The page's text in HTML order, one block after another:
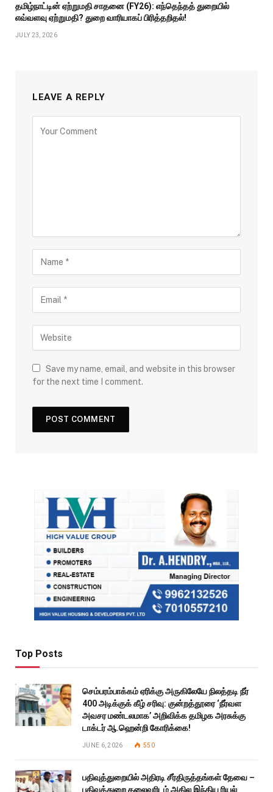
தமிழ்நாட்டின் ஏற்றுமதி சாதனை (FY26): எந்தெந்தத் துறையில்
எவ்வளவு ஏற்றுமதி? துறை வாரியாகப் பிரித்தறிதல்!
JULY 23, 2026
LEAVE A REPLY
Save my name, email, and website in this browser
for the next time I comment.
Top Posts
செம்பரம்பாக்கம் ஏரிக்கு அருகிலேயே நிலத்தடி நீர்
400 அடிக்குக் கீழ் சரிவு: குன்றத்தூரை ‘நீர்வள
அவசர மண்டலமாக’ அறிவிக்க தமிழக அரசுக்கு
டாக்டர் ஆ.ஹென்றி கோரிக்கை!
JUNE 6, 2026 550
பதிவுத்துறையில் அதிரடி சீர்திருத்தங்கள் தேவை –
பதிவுத்துறை தலைவரிடம் அகில இந்திய ரியல்